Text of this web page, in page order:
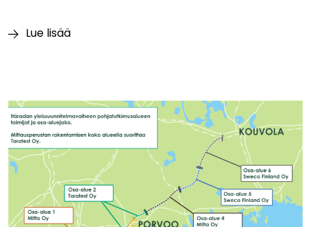
Lue lisää
teräs
ja
betoni
aiheuttavat
suurimmat
luontovaikutukset